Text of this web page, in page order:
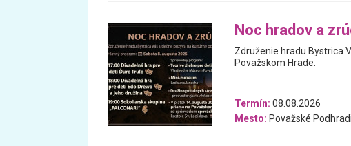
Noc hradov a
Združenie hradu Bystrica
Považskom Hrade.
Termín: 08.08.2026
Mesto: Považské